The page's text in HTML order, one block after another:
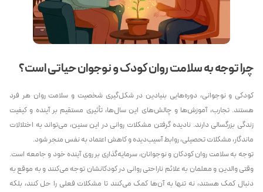
چرا توجه به سلامت روان کودک و نوجوان حیاتی است؟
کودکی و نوجوانی، دوره‌هایی بنیادین در شکل‌گیری شخصیت و سلامت روان هر فرد
هستند. تجارب، آموزش‌ها و چالش‌های این سال‌ها، تأثیری مستقیم بر آینده و کیفیت
زندگی بزرگسالی دارند. نادیده گرفتن مشکلات روانی در این سنین، می‌تواند به اختلالات
ماندگار، مشکلات تحصیلی، روابط آسیب‌دیده و کاهش اعتماد به نفس منجر شود.
توجه به سلامت روان کودکان و نوجوانان، سرمایه‌گذاری بر روی آینده خود و جامعه است.
وقتی والدین و معلمان به علائم ناراحتی روانی در کودکانشان توجه می‌کنند و به موقع به
دنبال کمک هستند، نه تنها به آن‌ها کمک می‌کنند تا مشکلات فعلی را حل کنند، بلکه